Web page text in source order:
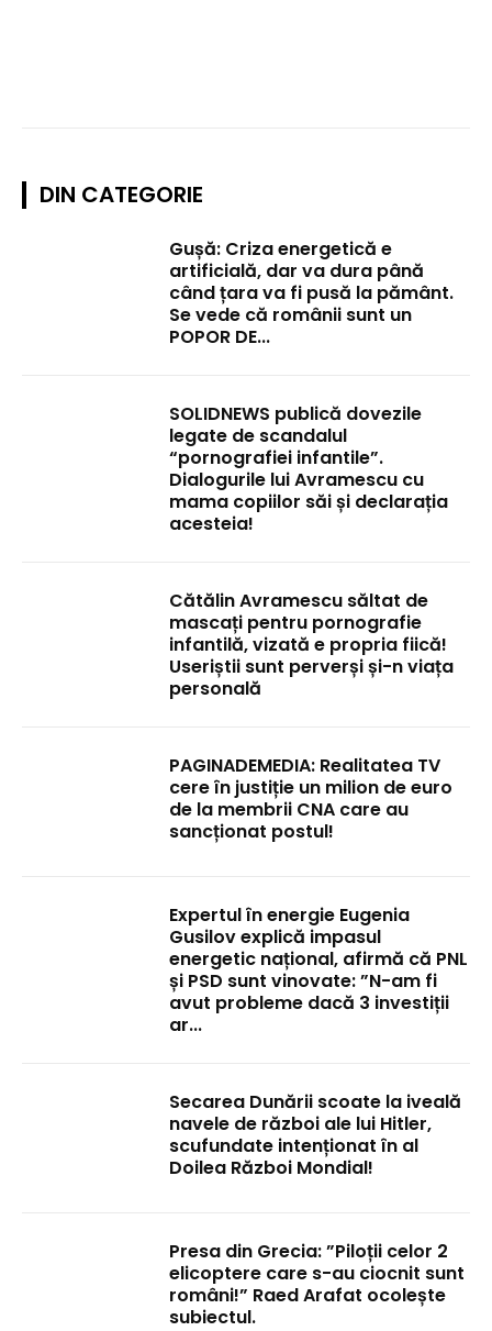
DIN CATEGORIE
Gușă: Criza energetică e
artificială, dar va dura până
când țara va fi pusă la pământ.
Se vede că românii sunt un
POPOR DE...
SOLIDNEWS publică dovezile
legate de scandalul
“pornografiei infantile”.
Dialogurile lui Avramescu cu
mama copiilor săi și declarația
acesteia!
Cătălin Avramescu săltat de
mascați pentru pornografie
infantilă, vizată e propria fiică!
Useriștii sunt perverși și-n viața
personală
PAGINADEMEDIA: Realitatea TV
cere în justiție un milion de euro
de la membrii CNA care au
sancționat postul!
Expertul în energie Eugenia
Gusilov explică impasul
energetic național, afirmă că PNL
și PSD sunt vinovate: ”N-am fi
avut probleme dacă 3 investiții
ar...
Secarea Dunării scoate la iveală
navele de război ale lui Hitler,
scufundate intenționat în al
Doilea Război Mondial!
Presa din Grecia: ”Piloții celor 2
elicoptere care s-au ciocnit sunt
români!” Raed Arafat ocolește
subiectul.